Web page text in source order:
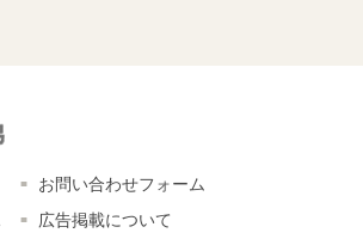
お問い合わせフォーム
広告掲載について